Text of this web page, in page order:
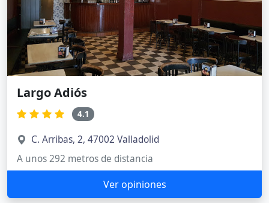
Largo Adiós
4.1
C. Arribas, 2, 47002 Valladolid
A unos 292 metros de distancia
Ver opiniones